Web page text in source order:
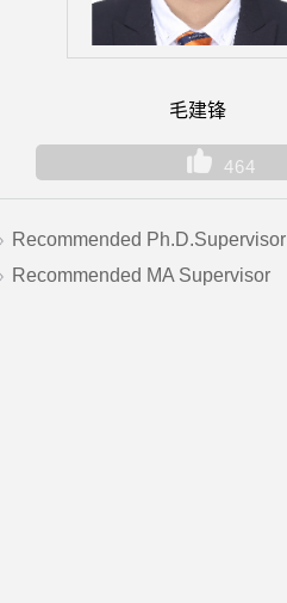
毛建锋
464
Recommended Ph.D.Supervisor
Recommended MA Supervisor